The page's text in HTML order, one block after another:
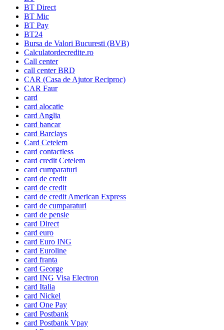
BT Direct
BT Mic
BT Pay
BT24
Bursa de Valori Bucuresti (BVB)
Calculatordecredite.ro
Call center
call center BRD
CAR (Casa de Ajutor Reciproc)
CAR Faur
card
card alocatie
card Anglia
card bancar
card Barclays
Card Cetelem
card contactless
card credit Cetelem
card cumparaturi
card de credit
card de credit
card de credit American Express
card de cumparaturi
card de pensie
card Direct
card euro
card Euro ING
card Euroline
card franta
card George
card ING Visa Electron
card Italia
card Nickel
card One Pay
card Postbank
card Postbank Vpay